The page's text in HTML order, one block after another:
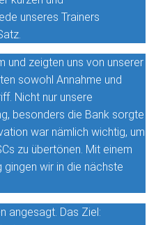
unseres Trainers
und zeigten uns von unserer
sowohl Annahme und
Nicht nur unsere
besonders die Bank sorgte
war nämlich wichtig, um
zu übertönen. Mit einem
wir in die nächste
angesagt. Das Ziel: